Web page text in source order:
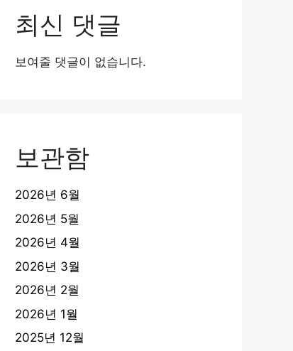
최신 댓글
보여줄 댓글이 없습니다.
보관함
2026년 6월
2026년 5월
2026년 4월
2026년 3월
2026년 2월
2026년 1월
2025년 12월